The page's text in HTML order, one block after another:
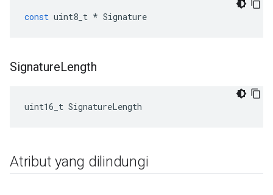
const uint8_t * Signature
SignatureLength
uint16_t SignatureLength
Atribut yang dilindungi